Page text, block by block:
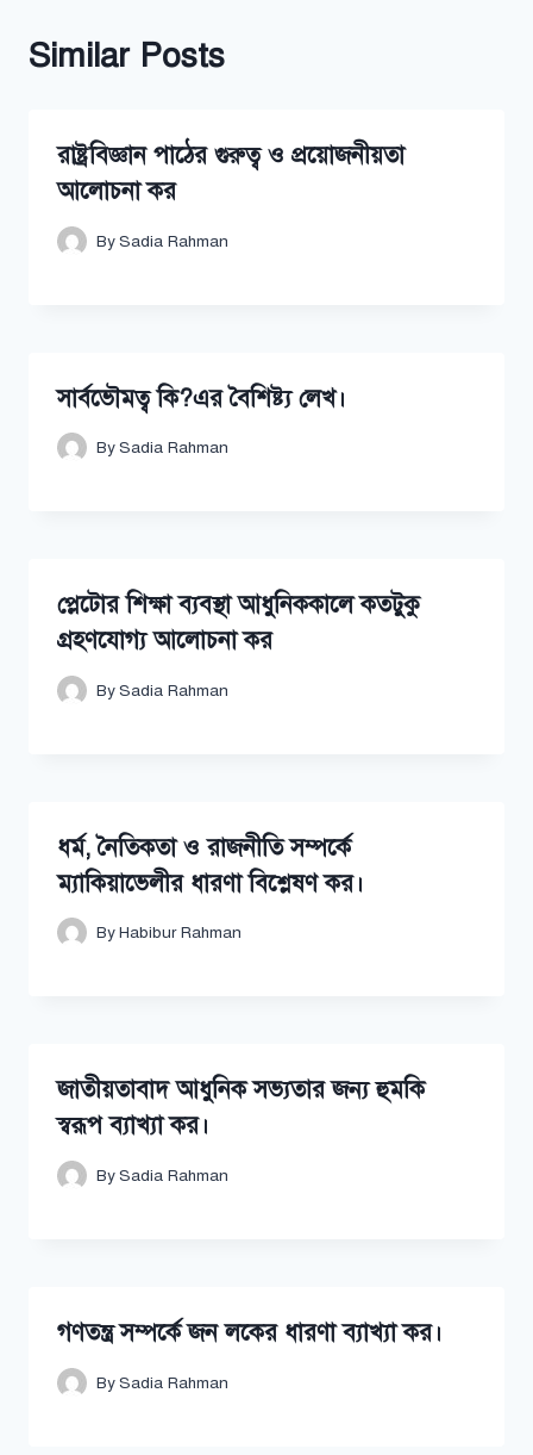
Similar Posts
রাষ্ট্রবিজ্ঞান পাঠের গুরুত্ব ও প্রয়োজনীয়তা
আলোচনা কর
BySadia Rahman
সার্বভৌমত্ব কি?এর বৈশিষ্ট্য লেখ।
BySadia Rahman
প্লেটোর শিক্ষা ব্যবস্থা আধুনিককালে কতটুকু
গ্রহণযোগ্য আলোচনা কর
BySadia Rahman
ধর্ম, নৈতিকতা ও রাজনীতি সম্পর্কে
ম্যাকিয়াভেলীর ধারণা বিশ্লেষণ কর।
ByHabibur Rahman
জাতীয়তাবাদ আধুনিক সভ্যতার জন্য হুমকি
স্বরূপ ব্যাখ্যা কর।
BySadia Rahman
গণতন্ত্র সম্পর্কে জন লকের ধারণা ব্যাখ্যা কর।
BySadia Rahman